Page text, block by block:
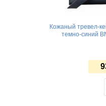
Кожаный тревел-
темно-синий